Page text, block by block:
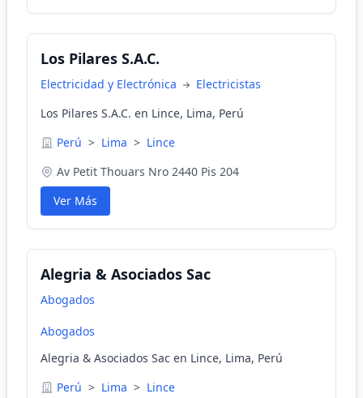
Los Pilares S.A.C.
Electricidad y Electrónica
Electricistas
Los Pilares S.A.C. en Lince, Lima, Perú
Perú > Lima > Lince
Av Petit Thouars Nro 2440 Pis 204
Ver Más
Alegria & Asociados Sac
Abogados
Abogados
Alegria & Asociados Sac en Lince, Lima, Perú
Perú > Lima > Lince